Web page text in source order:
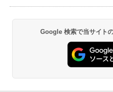
Google 検索で当サイト